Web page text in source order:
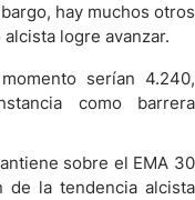
hay muchos otros
logre avanzar.
serían 4.240,
como barrera
sobre el EMA 30
de la tendencia alcista